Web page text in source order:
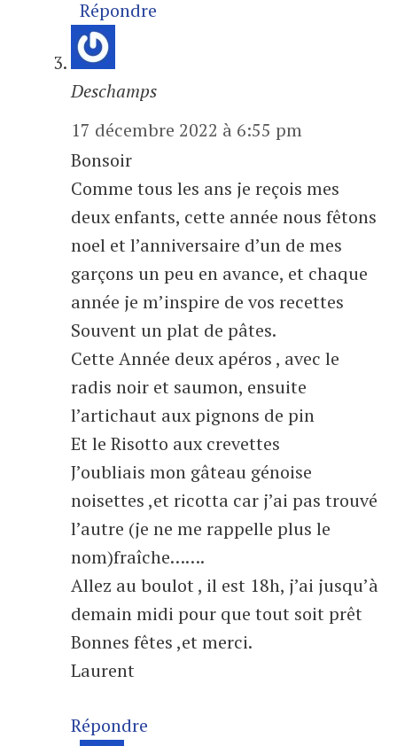
Répondre
Deschamps
17 décembre 2022 à 6:55 pm
Bonsoir
Comme tous les ans je reçois mes
deux enfants, cette année nous fêtons
noel et l’anniversaire d’un de mes
garçons un peu en avance, et chaque
année je m’inspire de vos recettes
Souvent un plat de pâtes.
Cette Année deux apéros , avec le
radis noir et saumon, ensuite
l’artichaut aux pignons de pin
Et le Risotto aux crevettes
J’oubliais mon gâteau génoise
noisettes ,et ricotta car j’ai pas trouvé
l’autre (je ne me rappelle plus le
nom)fraîche…….
Allez au boulot , il est 18h, j’ai jusqu’à
demain midi pour que tout soit prêt
Bonnes fêtes ,et merci.
Laurent
Répondre